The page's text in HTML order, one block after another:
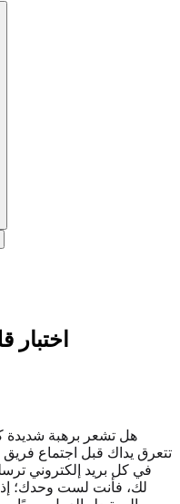
هل تشعر برهبة شديدة
تتعرق يداك قبل اجتماع
في كل بريد إلكتروني
لك، فأنت لست وحدك؛ إذ